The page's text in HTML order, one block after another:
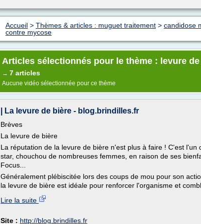
Accueil > Thèmes & articles : muguet traitement > candidose
contre mycose
Articles sélectionnés pour le thème : levure
→ 7 articles
Aucune vidéo sélectionnée pour ce thème
| La levure de bière - blog.brindilles.fr
Brèves
La levure de bière
La réputation de la levure de bière n'est plus à faire ! C'est l'un
star, chouchou de nombreuses femmes, en raison de ses
Focus...
Généralement plébiscitée lors des coups de mou pour son
la levure de bière est idéale pour renforcer l'organisme et
Lire la suite
Site : http://blog.brindilles.fr